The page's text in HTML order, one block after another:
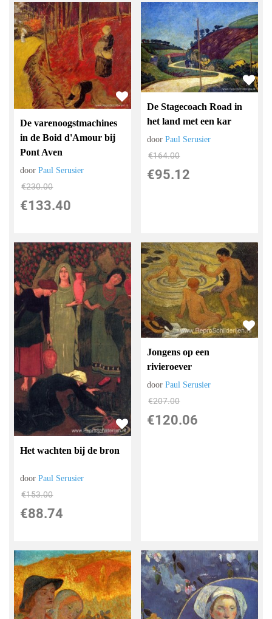
De varenoogstmachines
in de Boid d'Amour bij
Pont Aven
doorPaul Serusier
€230.00
€133.40
De Stagecoach Road in
het land met een kar
doorPaul Serusier
€164.00
€95.12
Het wachten bij de bron
doorPaul Serusier
€153.00
€88.74
Jongens op een
rivieroever
doorPaul Serusier
€207.00
€120.06